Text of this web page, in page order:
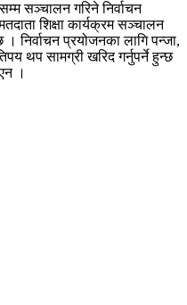
सञ्चालन गरिने निर्वाचन
शिक्षा कार्यक्रम सञ्चालन
। निर्वाचन प्रयोजनका लागि पन्जा,
थप सामग्री खरिद गर्नुपर्ने हुन्छ
।